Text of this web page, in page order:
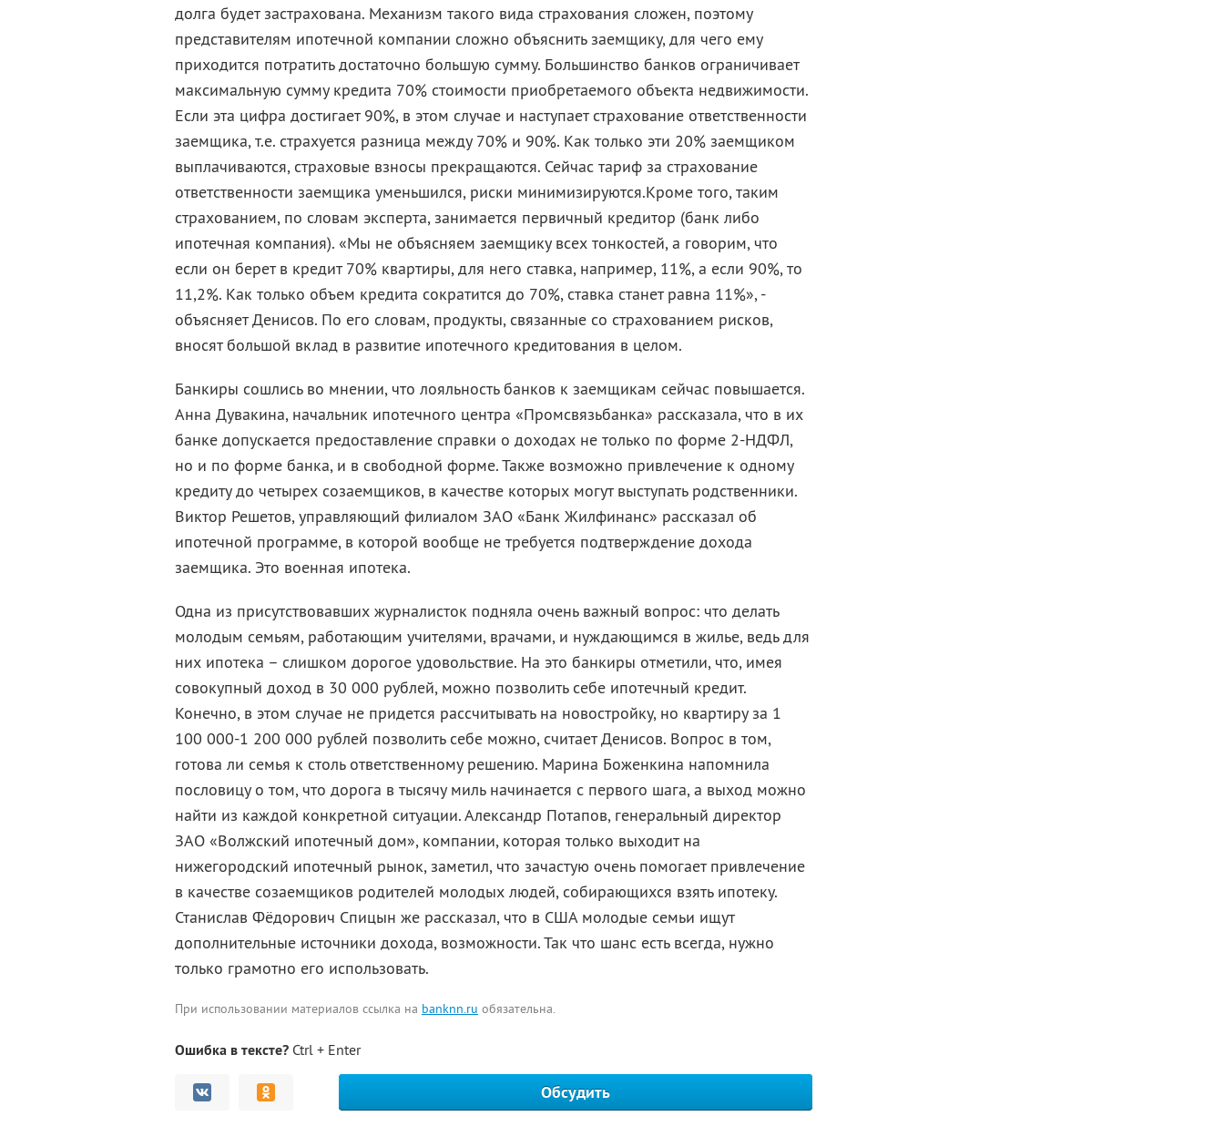
долга будет застрахована. Механизм такого вида страхования сложен, поэтому
представителям ипотечной компании сложно объяснить заемщику, для чего ему
приходится потратить достаточно большую сумму. Большинство банков ограничивает
максимальную сумму кредита 70% стоимости приобретаемого объекта недвижимости.
Если эта цифра достигает 90%, в этом случае и наступает страхование ответственности
заемщика, т.е. страхуется разница между 70% и 90%. Как только эти 20% заемщиком
выплачиваются, страховые взносы прекращаются. Сейчас тариф за страхование
ответственности заемщика уменьшился, риски минимизируются.Кроме того, таким
страхованием, по словам эксперта, занимается первичный кредитор (банк либо
ипотечная компания). «Мы не объясняем заемщику всех тонкостей, а говорим, что
если он берет в кредит 70% квартиры, для него ставка, например, 11%, а если 90%, то
11,2%. Как только объем кредита сократится до 70%, ставка станет равна 11%», -
объясняет Денисов. По его словам, продукты, связанные со страхованием рисков,
вносят большой вклад в развитие ипотечного кредитования в целом.
Банкиры сошлись во мнении, что лояльность банков к заемщикам сейчас повышается.
Анна Дувакина, начальник ипотечного центра «Промсвязьбанка» рассказала, что в их
банке допускается предоставление справки о доходах не только по форме 2-НДФЛ,
но и по форме банка, и в свободной форме. Также возможно привлечение к одному
кредиту до четырех созаемщиков, в качестве которых могут выступать родственники.
Виктор Решетов, управляющий филиалом ЗАО «Банк Жилфинанс» рассказал об
ипотечной программе, в которой вообще не требуется подтверждение дохода
заемщика. Это военная ипотека.
Одна из присутствовавших журналисток подняла очень важный вопрос: что делать
молодым семьям, работающим учителями, врачами, и нуждающимся в жилье, ведь для
них ипотека – слишком дорогое удовольствие. На это банкиры отметили, что, имея
совокупный доход в 30 000 рублей, можно позволить себе ипотечный кредит.
Конечно, в этом случае не придется рассчитывать на новостройку, но квартиру за 1
100 000-1 200 000 рублей позволить себе можно, считает Денисов. Вопрос в том,
готова ли семья к столь ответственному решению. Марина Боженкина напомнила
пословицу о том, что дорога в тысячу миль начинается с первого шага, а выход можно
найти из каждой конкретной ситуации. Александр Потапов, генеральный директор
ЗАО «Волжский ипотечный дом», компании, которая только выходит на
нижегородский ипотечный рынок, заметил, что зачастую очень помогает привлечение
в качестве созаемщиков родителей молодых людей, собирающихся взять ипотеку.
Станислав Фёдорович Спицын же рассказал, что в США молодые семьи ищут
дополнительные источники дохода, возможности. Так что шанс есть всегда, нужно
только грамотно его использовать.
При использовании материалов ссылка на banknn.ru обязательна.
Ошибка в тексте? Ctrl + Enter
Обсудить